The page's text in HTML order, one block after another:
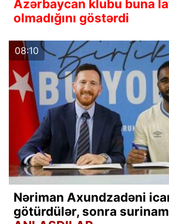
Azərbaycan klubu buna
olmadığını göstərdi
08:10
Nəriman Axundzadəni
götürdülər, sonra